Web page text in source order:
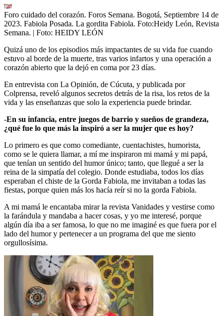
Foro cuidado del corazón. Foros Semana. Bogotá, Septiembre 14 de
2023. Fabiola Posada. La gordita Fabiola. Foto:Heidy León, Revista
Semana. | Foto: HEIDY LEÓN
Quizá uno de los episodios más impactantes de su vida fue cuando
estuvo al borde de la muerte, tras varios infartos y una operación a
corazón abierto que la dejó en coma por 23 días.
En entrevista con La Opinión, de Cúcuta, y publicada por
Colprensa, reveló algunos secretos detrás de la risa, los retos de la
vida y las enseñanzas que solo la experiencia puede brindar.
-En su infancia, entre juegos de barrio y sueños de grandeza,
¿qué fue lo que más la inspiró a ser la mujer que es hoy?
Lo primero es que como comediante, cuentachistes, humorista,
como se le quiera llamar, a mí me inspiraron mi mamá y mi papá,
que tenían un sentido del humor único; tanto, que llegué a ser la
reina de la simpatía del colegio. Donde estudiaba, todos los días
esperaban el chiste de la Gorda Fabiola, me invitaban a todas las
fiestas, porque quien más los hacía reír si no la gorda Fabiola.
A mi mamá le encantaba mirar la revista Vanidades y vestirse como
la farándula y mandaba a hacer cosas, y yo me interesé, porque
algún día iba a ser famosa, lo que no me imaginé es que fuera por el
lado del humor y pertenecer a un programa del que me siento
orgullosísima.